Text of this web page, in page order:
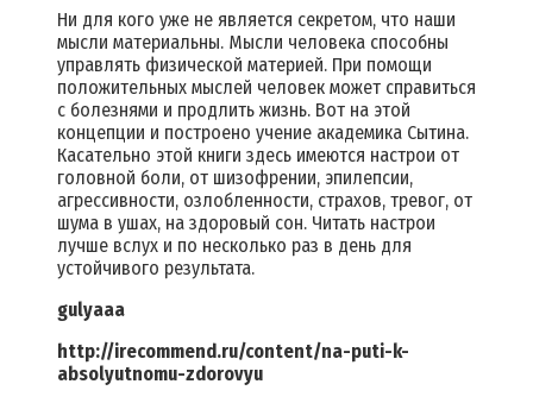
Ни для кого уже не является секретом, что наши
мысли материальны. Мысли человека способны
управлять физической материей. При помощи
положительных мыслей человек может справиться
с болезнями и продлить жизнь. Вот на этой
концепции и построено учение академика Сытина.
Касательно этой книги здесь имеются настрои от
головной боли, от шизофрении, эпилепсии,
агрессивности, озлобленности, страхов, тревог, от
шума в ушах, на здоровый сон. Читать настрои
лучше вслух и по несколько раз в день для
устойчивого результата.
gulyaaa
http://irecommend.ru/content/na-puti-k-
absolyutnomu-zdorovyu